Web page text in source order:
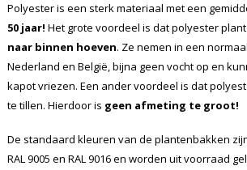
Polyester is een sterk materiaal met een
50 jaar! Het grote voordeel is dat polyester
naar binnen hoeven. Ze nemen in een
Nederland en België, bijna geen vocht op en
kapot vriezen. Een ander voordeel is dat
te tillen. Hierdoor is geen afmeting te groot!
De standaard kleuren van de plantenbakken zijn
RAL 9005 en RAL 9016 en worden uit voorraad